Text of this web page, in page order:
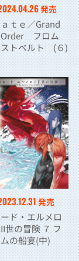
発売
ａｔｅ／Grand
フロム
ストベルト (６)
発売
ド・エルメロ
世の冒険 ７ フ
の船宴(中)